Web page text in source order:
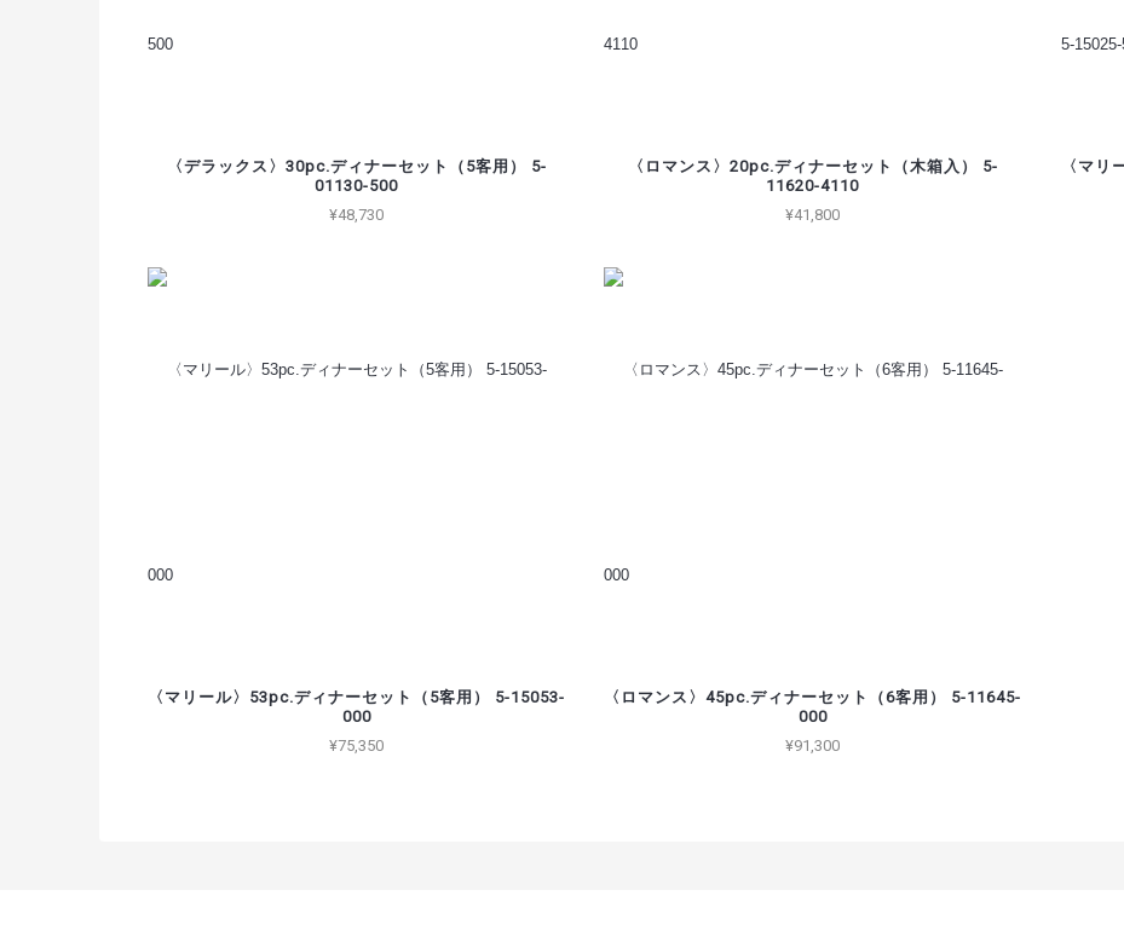
〈デラックス〉30pc.ディナーセット（5客用） 5-
01130-500
¥48,730
〈ロマンス〉20pc.ディナーセット（木箱入） 5-
11620-4110
¥41,800
〈マリ
〈マリール〉53pc.ディナーセット（5客用） 5-15053-
000
¥75,350
〈ロマンス〉45pc.ディナーセット（6客用） 5-11645-
000
¥91,300